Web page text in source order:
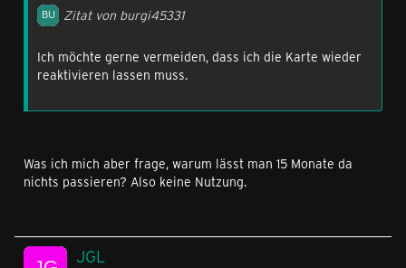
Zitat von burgi45331
Ich möchte gerne vermeiden, dass ich die Karte wieder
reaktivieren lassen muss.
Was ich mich aber frage, warum lässt man 15 Monate da
nichts passieren? Also keine Nutzung.
JGL